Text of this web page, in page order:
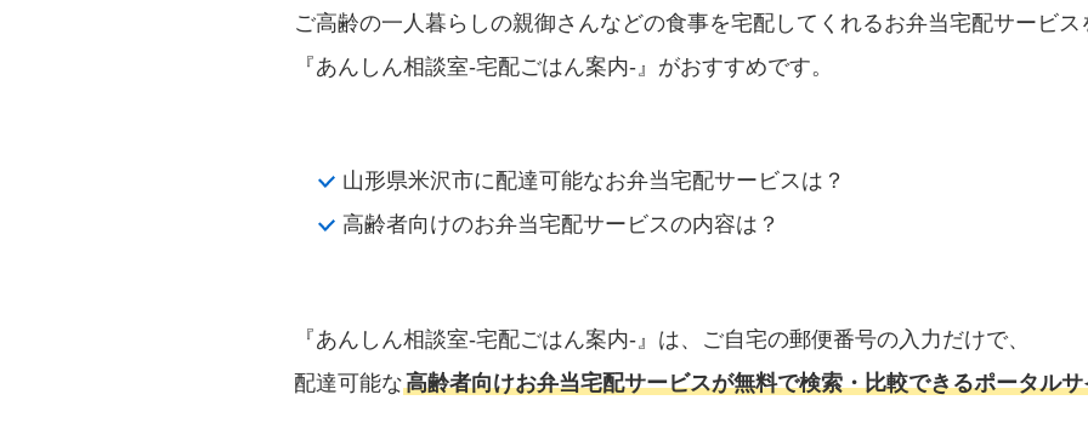
ご高齢の一人暮らしの親御さんなどの食事を宅配してくれるお弁当宅配サービス
『あんしん相談室‐宅配ごはん案内‐』がおすすめです。
山形県米沢市に配達可能なお弁当宅配サービスは？
高齢者向けのお弁当宅配サービスの内容は？
『あんしん相談室‐宅配ごはん案内‐』は、ご自宅の郵便番号の入力だけで、
配達可能な高齢者向けお弁当宅配サービスが無料で検索・比較できるポータル